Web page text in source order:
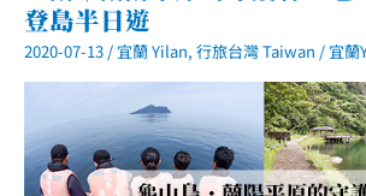
桃
源
谷
（大
上）．
季
節
限
登島半日遊
2020-07-13 / 宜蘭 Yilan, 行旅台灣 Taiwan / 宜蘭